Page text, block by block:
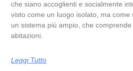
che siano accoglienti e socialmente
visto come un luogo isolato, ma come
un sistema più ampio, che
abitazioni.
Leggi Tutto